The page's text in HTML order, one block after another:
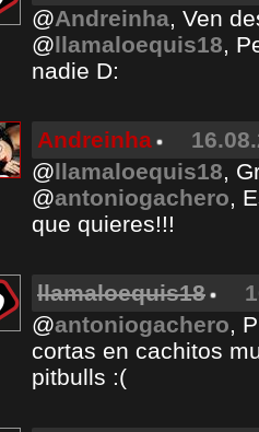
@Andreinha, Ven
@llamaloequis18,
nadie D:
Andreinha
@llamaloequis18,
@antoniogachero,
que quieres!!!
llamaloequis18
@antoniogachero,
cortas en cachitos
pitbulls :(